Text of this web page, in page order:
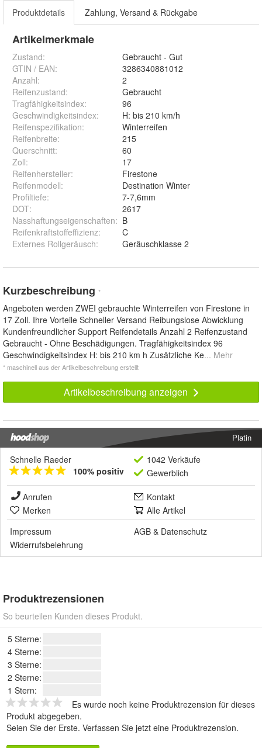
Produktdetails Zahlung, Versand & Rückgabe
Artikelmerkmale
Zustand:
Gebraucht - Gut
GTIN / EAN:
3286340881012
Anzahl:
2
Reifenzustand:
Gebraucht
Tragfähigkeitsindex:
96
Geschwindigkeitsindex:
H: bis 210 km/h
Reifenspezifikation:
Winterreifen
Reifenbreite:
215
Querschnitt:
60
Zoll:
17
Reifenhersteller:
Firestone
Reifenmodell:
Destination Winter
Profiltiefe:
7-7,6mm
DOT:
2617
Nasshaftungseigenschaften: B
Reifenkraftstoffeffizienz:
C
Externes Rollgeräusch: Geräuschklasse 2
Kurzbeschreibung *
Angeboten werden ZWEI gebrauchte Winterreifen von Firestone in
17 Zoll. Ihre Vorteile Schneller Versand Reibungslose Abwicklung
Kundenfreundlicher Support Reifendetails Anzahl 2 Reifenzustand
Gebraucht - Ohne Beschädigungen. Tragfähigkeitsindex 96
Geschwindigkeitsindex H: bis 210 km h Zusätzliche Ke... Mehr
* maschinell aus der Artikelbeschreibung erstellt
Artikelbeschreibung anzeigen
Platin
Schnelle Raeder
100% positiv
1042 Verkäufe
Gewerblich
Anrufen
Kontakt
Merken
Alle Artikel
Impressum
AGB & Datenschutz
Widerrufsbelehrung
Produktrezensionen
So beurteilen Kunden dieses Produkt.
5 Sterne:
4 Sterne:
3 Sterne:
2 Sterne:
1 Stern:
Es wurde noch keine Produktrezension für dieses
Produkt abgegeben.
Seien Sie der Erste. Verfassen Sie jetzt eine Produktrezension.